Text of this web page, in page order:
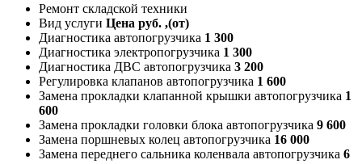
Ремонт складской техники
Вид услуги Цена руб. ,(от)
Диагностика автопогрузчика 1 300
Диагностика электропогрузчика 1 300
Диагностика ДВС автопогрузчика 3 200
Регулировка клапанов автопогрузчика 1 600
Замена прокладки клапанной крышки автопогрузчика 1
600
Замена прокладки головки блока автопогрузчика 9 600
Замена поршневых колец автопогрузчика 16 000
Замена переднего сальника коленвала автопогрузчика 6